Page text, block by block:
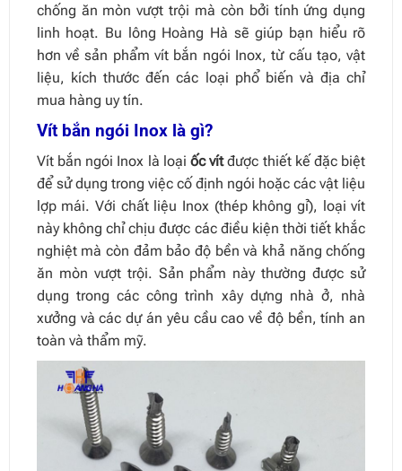
chống ăn mòn vượt trội mà còn bởi tính ứng dụng
linh hoạt. Bu lông Hoàng Hà sẽ giúp bạn hiểu rõ
hơn về sản phẩm vít bắn ngói Inox, từ cấu tạo, vật
liệu, kích thước đến các loại phổ biến và địa chỉ
mua hàng uy tín.
Vít bắn ngói Inox là gì?
Vít bắn ngói Inox là loại ốc vítđược thiết kế đặc biệt
để sử dụng trong việc cố định ngói hoặc các vật liệu
lợp mái. Với chất liệu Inox (thép không gỉ), loại vít
này không chỉ chịu được các điều kiện thời tiết khắc
nghiệt mà còn đảm bảo độ bền và khả năng chống
ăn mòn vượt trội. Sản phẩm này thường được sử
dụng trong các công trình xây dựng nhà ở, nhà
xưởng và các dự án yêu cầu cao về độ bền, tính an
toàn và thẩm mỹ.